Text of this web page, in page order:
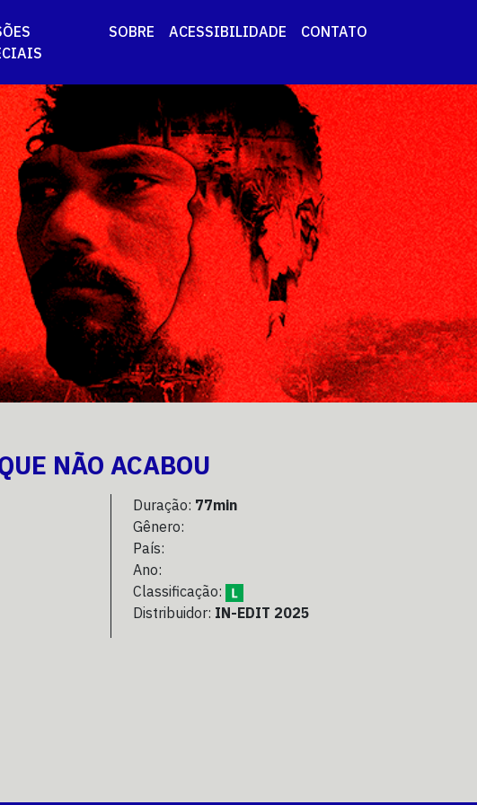
SOBRE ACESSIBILIDADE CONTATO
NÃO ACABOU
Duração: 77min
Gênero:
País:
Ano:
Classificação:
Distribuidor: IN-EDIT 2025